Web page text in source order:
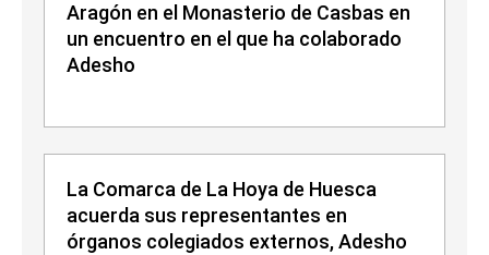
Aragón en el Monasterio de Casbas en
un encuentro en el que ha colaborado
Adesho
La Comarca de La Hoya de Huesca
acuerda sus representantes en
órganos colegiados externos, Adesho